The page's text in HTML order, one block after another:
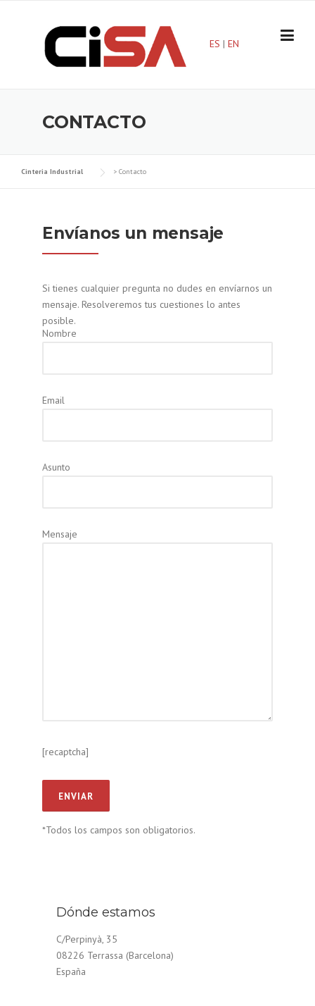
ES |EN
CONTACTO
Cinteria Industrial > Contacto
Envíanos un mensaje
Si tienes cualquier pregunta no dudes en envíarnos un
mensaje. Resolveremos tus cuestiones lo antes
posible.
Nombre
Email
Asunto
Mensaje
[recaptcha]
*Todos los campos son obligatorios.
Dónde estamos
C/Perpinyà, 35
08226 Terrassa (Barcelona)
España